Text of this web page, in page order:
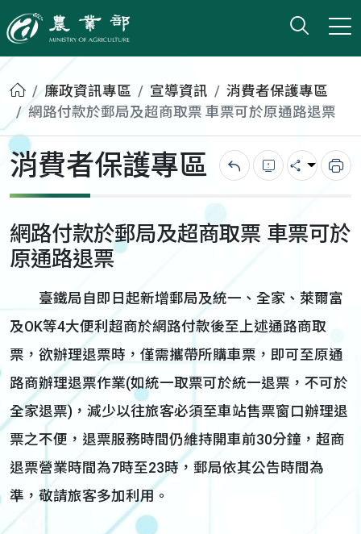
農業部
打開
小版
首頁廉政資訊專區 宣導資訊
消費者保護專區
網路付款於郵局及超商取票 車票可於原通路退票
消費者保護專區 回上一頁錯誤回報
分享 列
網路付款於郵局及超商取票 車票可於
原通路退票
臺鐵局自即日起新增郵局及統一、全家、萊爾富
及OK等4大便利超商於網路付款後至上述通路商取
票，欲辦理退票時，僅需攜帶所購車票，即可至原通
路商辦理退票作業(如統一取票可於統一退票，不可於
全家退票)，減少以往旅客必須至車站售票窗口辦理退
票之不便，退票服務時間仍維持開車前30分鐘，超商
退票營業時間為7時至23時，郵局依其公告時間為
準，敬請旅客多加利用。